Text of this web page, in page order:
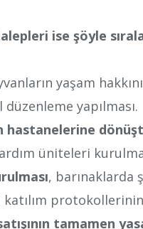
ise şöyle
yaşam
yapılması.
hastanelerine
üniteleri
, barınaklarda
tamamen